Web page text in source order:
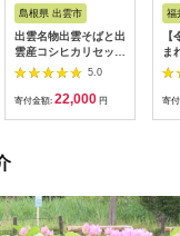
島根県 出雲市
出雲名物出雲そばと出
雲産コシヒカリセット
322032_EH0025.0
寄付金額: 22,000 円
福
ま
（
産
米
寄